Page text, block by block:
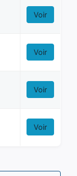
Voir
Voir
Voir
Voir